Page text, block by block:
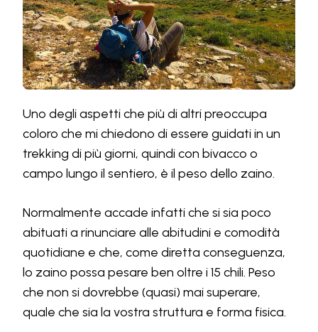
Uno degli aspetti che più di altri preoccupa
coloro che mi chiedono di essere guidati in un
trekking di più giorni, quindi con bivacco o
campo lungo il sentiero, è il peso dello zaino.
Normalmente accade infatti che si sia poco
abituati a rinunciare alle abitudini e comodità
quotidiane e che, come diretta conseguenza,
lo zaino possa pesare ben oltre i 15 chili. Peso
che non si dovrebbe (quasi) mai superare,
quale che sia la vostra struttura e forma fisica.